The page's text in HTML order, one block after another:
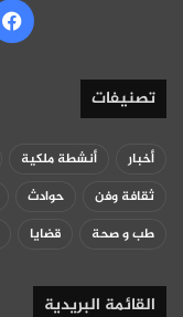
تصنيفات
أخبار أنشطة ملكية
ثقافة وفن
حوادث
طب و صحة
قضايا
القائمة البريدية